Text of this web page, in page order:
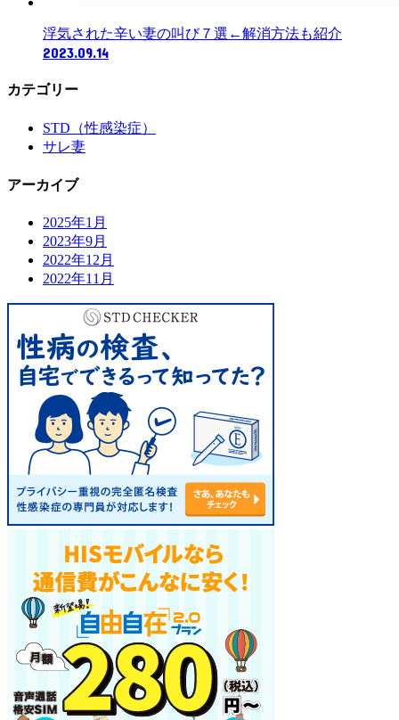
浮気された辛い妻の叫び７選←解消方法も紹介
2023.09.14
カテゴリー
STD（性感染症）
サレ妻
アーカイブ
2025年1月
2023年9月
2022年12月
2022年11月